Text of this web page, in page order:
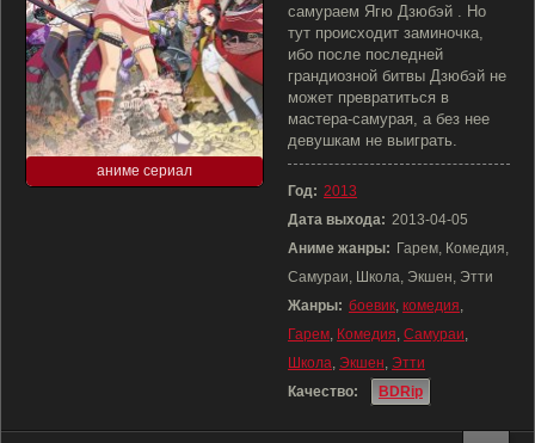
аниме сериал
самураем Ягю Дзюбэй . Но
тут происходит заминочка,
ибо после последней
грандиозной битвы Дзюбэй не
может превратиться в
мастера-самурая, а без нее
девушкам не выиграть.
Год: 2013
Дата выхода: 2013-04-05
Аниме жанры: Гарем, Комедия,
Самураи, Школа, Экшен, Этти
Жанры: боевик, комедия,
Гарем, Комедия, Самураи,
Школа, Экшен, Этти
Качество:
BDRip